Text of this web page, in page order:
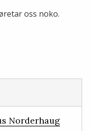
oss noko.
Norderhaug